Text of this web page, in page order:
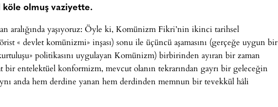
köle olmuş vaziyette.
aralığında yaşıyoruz: Öyle ki, Komünizm Fikri’nin ikinci tarihsel
« devlet komünizmi» inşası) sonu ile üçüncü aşamasını (gerçeğe uygun bir
politikasını uygulayan Komünizm) birbirinden ayıran bir zaman
bir entelektüel konformizm, mevcut olanın tekrarından gayrı bir geleceğin
anda hem derdine yanan hem derdinden memnun bir tevekkül hâli